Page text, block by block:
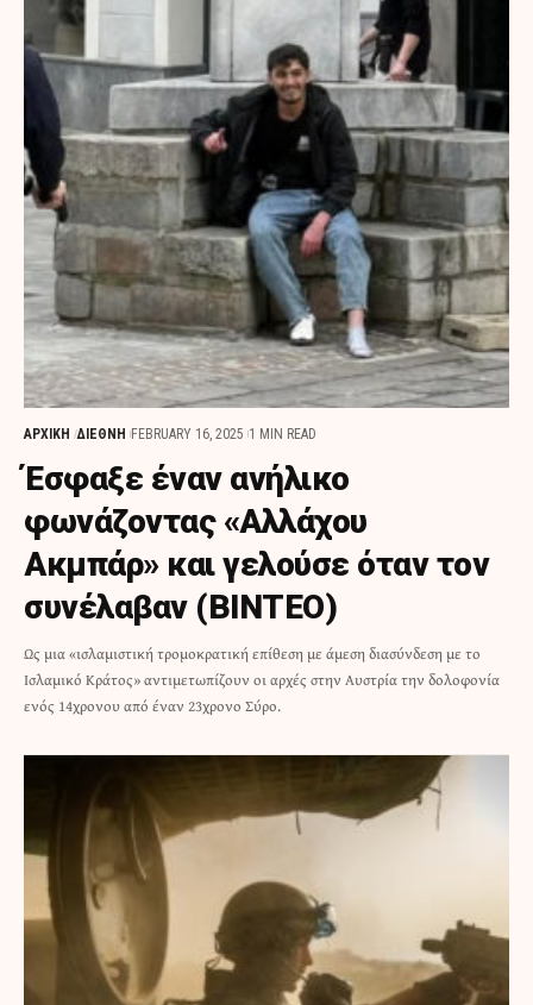
ΑΡΧΙΚΗ ΔΙΕΘΝΗ FEBRUARY 16, 2025 1 MIN READ
Έσφαξε έναν ανήλικο
φωνάζοντας «Αλλάχου
Ακμπάρ» και γελούσε όταν τον
συνέλαβαν (ΒΙΝΤΕΟ)
Ως μια «ισλαμιστική τρομοκρατική επίθεση με άμεση διασύνδεση με το
Ισλαμικό Κράτος» αντιμετωπίζουν οι αρχές στην Αυστρία την δολοφονία
ενός 14χρονου από έναν 23χρονο Σύρο.